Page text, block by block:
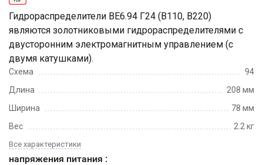
Гидрораспределители ВЕ6.94 Г24 (В110, В220)
являются золотниковыми гидрораспределителями с
двусторонним электромагнитным управлением (с
двумя катушками).
Схема
94
Длина
208 мм
Ширина
78 мм
Вес
2.2 кг
Все характеристики
напряжения питания :